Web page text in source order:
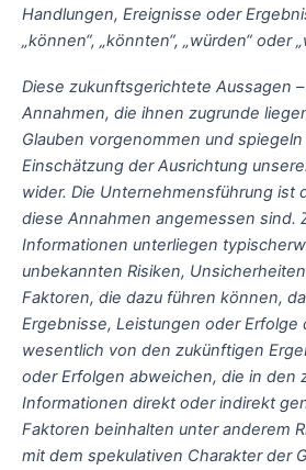
Handlungen, Ereignisse oder
„können“, „könnten“, „würden“ oder
Diese zukunftsgerichtete Aussagen
Annahmen, die ihnen zugrunde
Glauben vorgenommen und
Einschätzung der Ausrichtung
wider. Die Unternehmensführung ist
diese Annahmen angemessen sind.
Informationen unterliegen
unbekannten Risiken,
Faktoren, die dazu führen können,
Ergebnisse, Leistungen oder
wesentlich von den zukünftigen
oder Erfolgen abweichen, die in den
Informationen direkt oder indirekt
Faktoren beinhalten unter anderem
mit dem spekulativen Charakter der